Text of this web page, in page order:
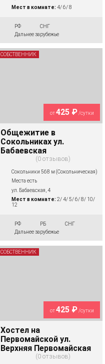
Мест в комнате: 4/ 6/ 8
РФ
СНГ
Дальнее зарубежье
от425 ₽/сутки
Общежитие в
Сокольниках ул.
Бабаевская
0 отзывов
Сокольники 568 м (Сокольническая)
Места есть
ул. Бабаевская, 4
Мест в комнате: 2/ 4/ 5/ 6/ 8/ 10/
12
РФ РБ
СНГ
Дальнее зарубежье
СОБСТВЕННИК
от425 ₽/сутки
Хостел на
Первомайской ул.
Верхняя Первомайская
0 отзывов
СОБСТВЕННИК